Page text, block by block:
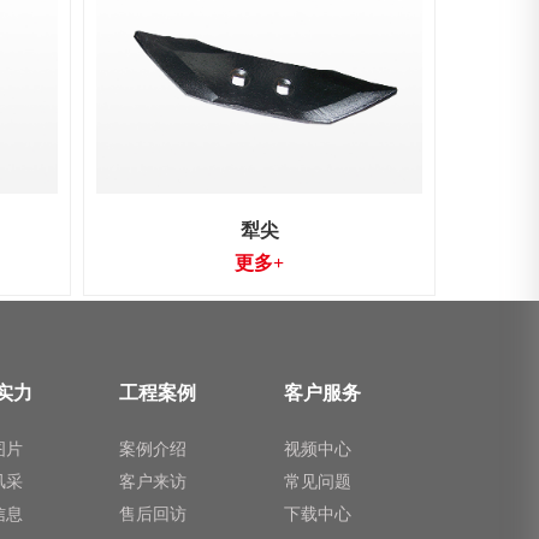
犁尖
更多+
力
片
采
息
工程案例
案例介绍
客户来访
售后回访
客户服务
视频中心
常见问题
下载中心